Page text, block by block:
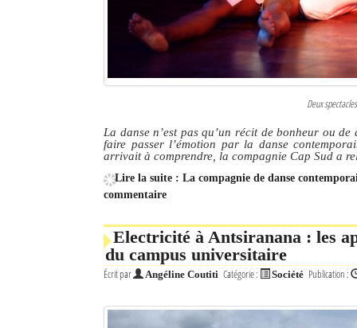
L'actualité du tourisme
Deux
La danse n’est pas qu’un récit de bonheur ou
faire passer l’émotion par la danse
arrivait à comprendre, la compagnie Cap Sud a
Lire la suite : La compagnie de danse
commentaire
Electricité à Antsiranana : les
du campus universitaire
Écrit par Angéline Coutiti Catégorie : Société Publication :